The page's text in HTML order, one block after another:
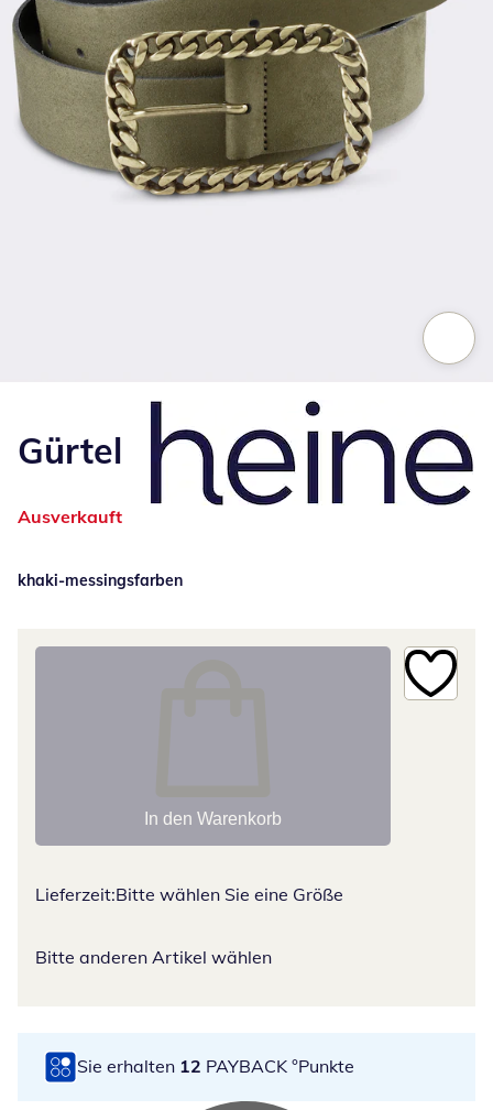
Gürtel
Ausverkauft
khaki-messingsfarben
In den Warenkorb
Lieferzeit:Bitte wählen Sie eine Größe
Bitte anderen Artikel wählen
Sie erhalten 12 PAYBACK °Punkte